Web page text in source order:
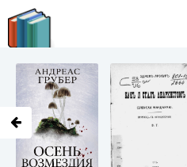
LITMIR.ORG